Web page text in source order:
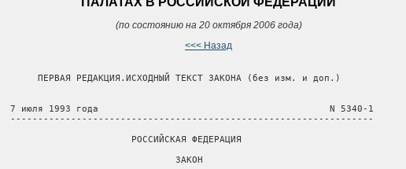
(по состоянию на 20 октября 2006 года)
<<< Назад